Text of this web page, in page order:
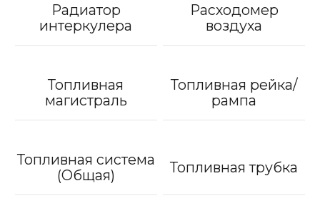
Радиатор
интеркулера
Расходомер
воздуха
Топливная
магистраль
Топливная рейка/
рампа
Топливная система
(Общая)
Топливная трубка